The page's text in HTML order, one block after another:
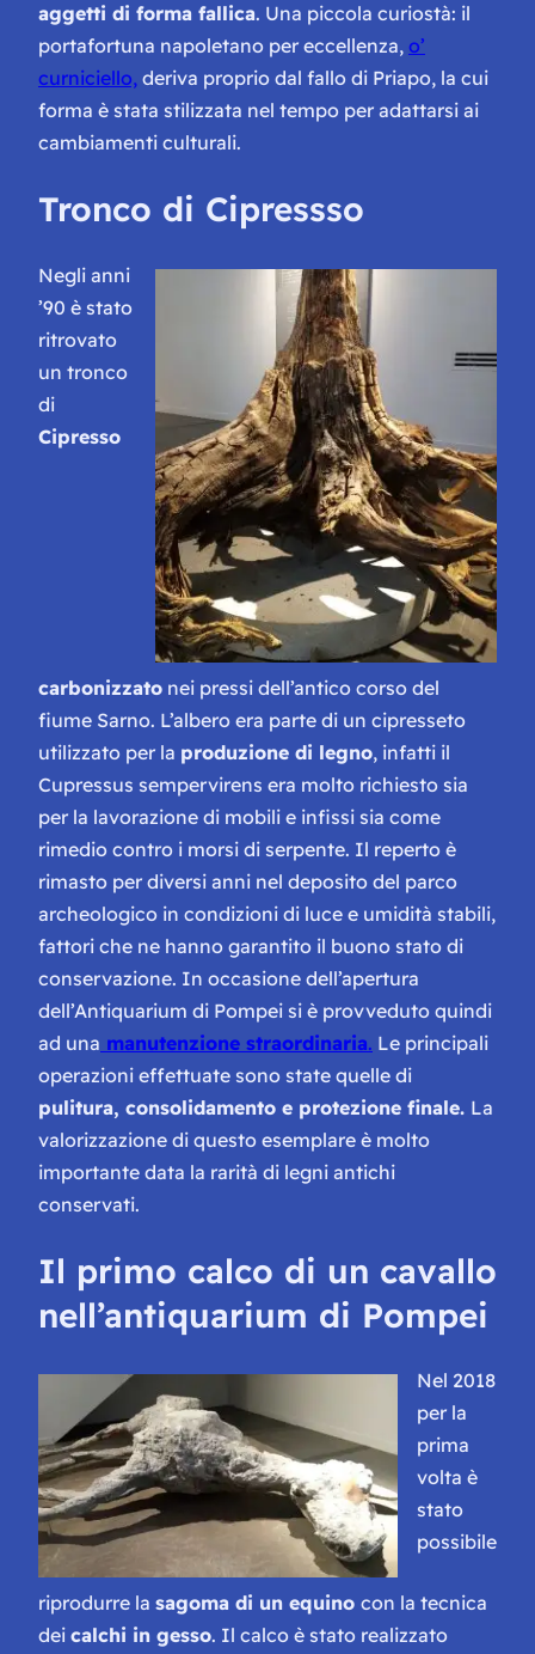
aggetti di forma fallica. Una piccola curiostà: il
portafortuna napoletano per eccellenza, o’
curniciello, deriva proprio dal fallo di Priapo, la cui
forma è stata stilizzata nel tempo per adattarsi ai
cambiamenti culturali.
Tronco di Cipressso
Negli anni
’90 è stato
ritrovato
un tronco
di
Cipresso
carbonizzato nei pressi dell’antico corso del
fiume Sarno. L’albero era parte di un cipresseto
utilizzato per la produzione di legno, infatti il
Cupressus sempervirens era molto richiesto sia
per la lavorazione di mobili e infissi sia come
rimedio contro i morsi di serpente. Il reperto è
rimasto per diversi anni nel deposito del parco
archeologico in condizioni di luce e umidità stabili,
fattori che ne hanno garantito il buono stato di
conservazione. In occasione dell’apertura
dell’Antiquarium di Pompei si è provveduto quindi
ad una manutenzione straordinaria. Le principali
operazioni effettuate sono state quelle di
pulitura, consolidamento e protezione finale. La
valorizzazione di questo esemplare è molto
importante data la rarità di legni antichi
conservati.
Il primo calco di un cavallo
nell’antiquarium di Pompei
Nel 2018
per la
prima
volta è
stato
possibile
riprodurre la sagoma di un equino con la tecnica
dei calchi in gesso. Il calco è stato realizzato